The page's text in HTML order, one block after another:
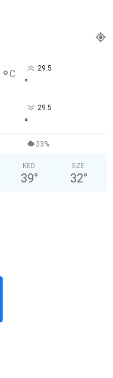
°C 29.5
°
29.5
°
33%
KED
39°
SZE
32°